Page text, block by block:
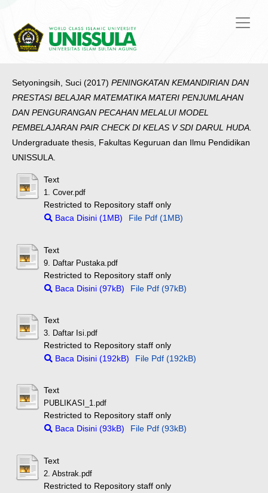
Setyoningsih, Suci (2017) PENINGKATAN KEMANDIRIAN DAN
PRESTASI BELAJAR MATEMATIKA MATERI PENJUMLAHAN
DAN PENGURANGAN PECAHAN MELALUI MODEL
PEMBELAJARAN PAIR CHECK DI KELAS V SDI DARUL HUDA.
Undergraduate thesis, Fakultas Keguruan dan Ilmu Pendidikan
UNISSULA.
Text
1. Cover.pdf
Restricted to Repository staff only
Baca Disini (1MB)
File Pdf (1MB)
Text
9. Daftar Pustaka.pdf
Restricted to Repository staff only
Baca Disini (97kB)
File Pdf (97kB)
Text
3. Daftar Isi.pdf
Restricted to Repository staff only
Baca Disini (192kB)
File Pdf (192kB)
Text
PUBLIKASI_1.pdf
Restricted to Repository staff only
Baca Disini (93kB)
File Pdf (93kB)
Text
2. Abstrak.pdf
Restricted to Repository staff only